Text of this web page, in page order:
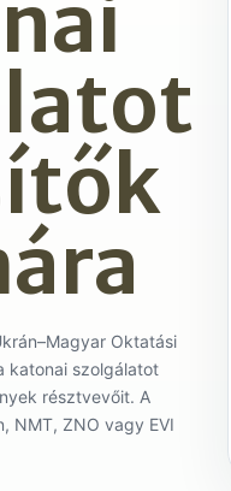
Oktatási
katonai szolgálatot
résztvevőit. A
NMT, ZNO vagy EVI